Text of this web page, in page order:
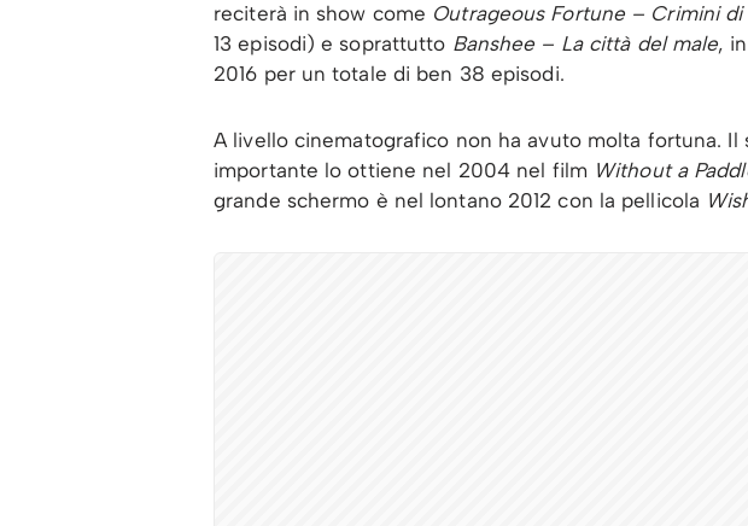
reciterà in show come Outrageous Fortune – Crimini
13 episodi) e soprattutto Banshee – La città del male,
2016 per un totale di ben 38 episodi.
A livello cinematografico non ha avuto molta fortuna.
importante lo ottiene nel 2004 nel film Without a
grande schermo è nel lontano 2012 con la pellicola